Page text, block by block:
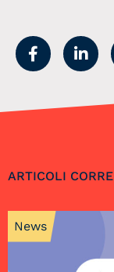
ARTICOLI
News